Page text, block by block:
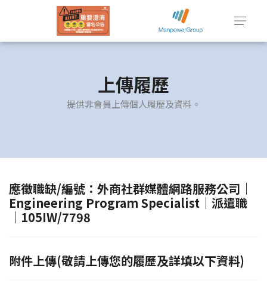
上傳履歷
提供非會員上傳個人履歷及資料。
應徵職缺/編號：外商社群媒體網路服務公司｜
Engineering Program Specialist｜派遣職
｜105IW/7798
附件上傳(敬請上傳您的履歷及詳填以下資料)